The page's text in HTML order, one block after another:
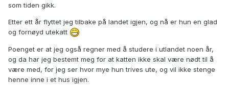
som tiden gikk.
Etter ett år flyttet jeg tilbake på landet igjen, og nå er hun en glad
og fornøyd utekatt
Poenget er at jeg også regner med å studere i utlandet noen år,
og da har jeg bestemt meg for at katten ikke skal være nødt til å
være med, for jeg ser hvor mye hun trives ute, og vil ikke stenge
henne inne i et hus igjen.